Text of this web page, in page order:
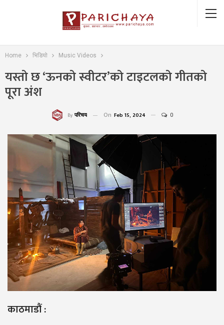
Home भिडियो Music Videos
यस्तो छ ‘ऊनको स्वीटर’को टाइटलको गीतको
पूरा अंश
By परिचय On Feb 15, 2024 0
काठमाडौं :